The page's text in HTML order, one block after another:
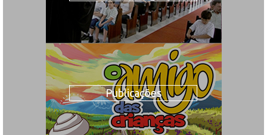
Publicações